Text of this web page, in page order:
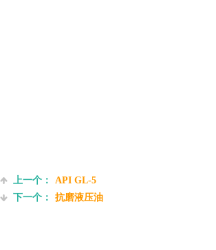
上一个：
API GL-5
下一个：
抗磨液压油